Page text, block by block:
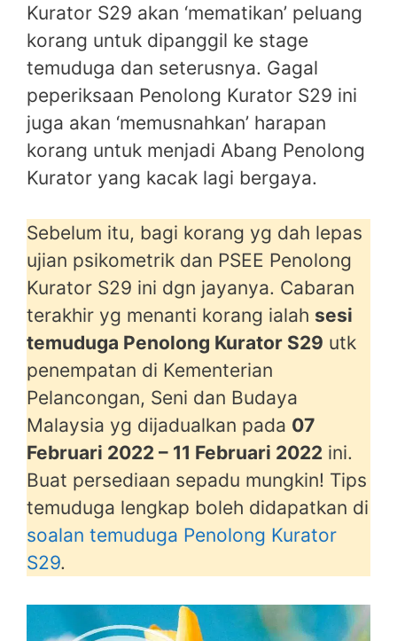
Kurator S29 akan ‘mematikan’ peluang
korang untuk dipanggil ke stage
temuduga dan seterusnya. Gagal
peperiksaan Penolong Kurator S29 ini
juga akan ‘memusnahkan’ harapan
korang untuk menjadi Abang Penolong
Kurator yang kacak lagi bergaya.
Sebelum itu, bagi korang yg dah lepas
ujian psikometrik dan PSEE Penolong
Kurator S29 ini dgn jayanya. Cabaran
terakhir yg menanti korang ialah sesi
temuduga Penolong Kurator S29 utk
penempatan di Kementerian
Pelancongan, Seni dan Budaya
Malaysia yg dijadualkan pada 07
Februari 2022 – 11 Februari 2022 ini.
Buat persediaan sepadu mungkin! Tips
temuduga lengkap boleh didapatkan di
soalan temuduga Penolong Kurator
S29.